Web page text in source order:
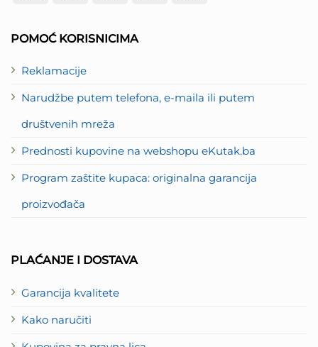
POMOĆ KORISNICIMA
Reklamacije
Narudžbe putem telefona, e-maila ili putem
društvenih mreža
Prednosti kupovine na webshopu eKutak.ba
Program zaštite kupaca: originalna garancija
proizvođača
PLAĆANJE I DOSTAVA
Garancija kvalitete
Kako naručiti